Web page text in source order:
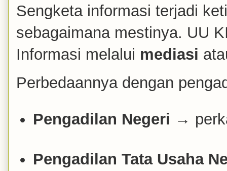
Sengketa informasi terjadi
sebagaimana mestinya. UU
Informasi melalui mediasi
Perbedaannya dengan
Pengadilan Negeri →
Pengadilan Tata Usaha